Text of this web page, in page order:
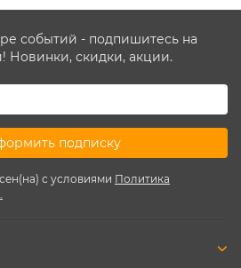
событий - подпишитесь на
Новинки, скидки, акции.
подписку
с условиями Политика